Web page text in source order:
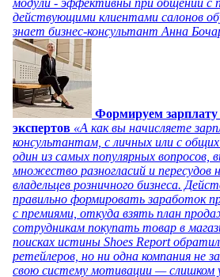
модули - эффективны при общении с
действующими клиентами салонов
знает бизнес-консультант Анна
Формируем
экспертов «А как вы начисляете
консультантам, с личных или с
один из самых популярных вопросов,
множество разногласий и
владельцев розничного бизнеса.
правильно формировать заработок
с премиями, откуда взять план
сотрудникам покупать товар в
поисках истины Shoes Report
ретейлеров, но ни одна компания не
свою систему мотивации — слишком